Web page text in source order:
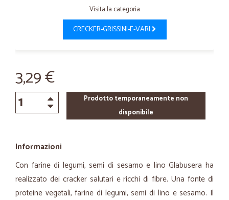
Visita la categoria
CRECKER-GRISSINI-E-VARI
3,29 €
Prodotto temporaneamente non
disponibile
Informazioni
Con farine di legumi, semi di sesamo e lino Glabusera ha
realizzato dei cracker salutari e ricchi di fibre. Una fonte di
proteine vegetali, farine di legumi, semi di lino e sesamo. Il